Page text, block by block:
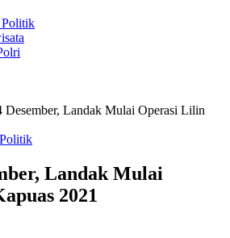
Politik
Desember, Landak Mulai Operasi Lilin
Landak Mulai
2021